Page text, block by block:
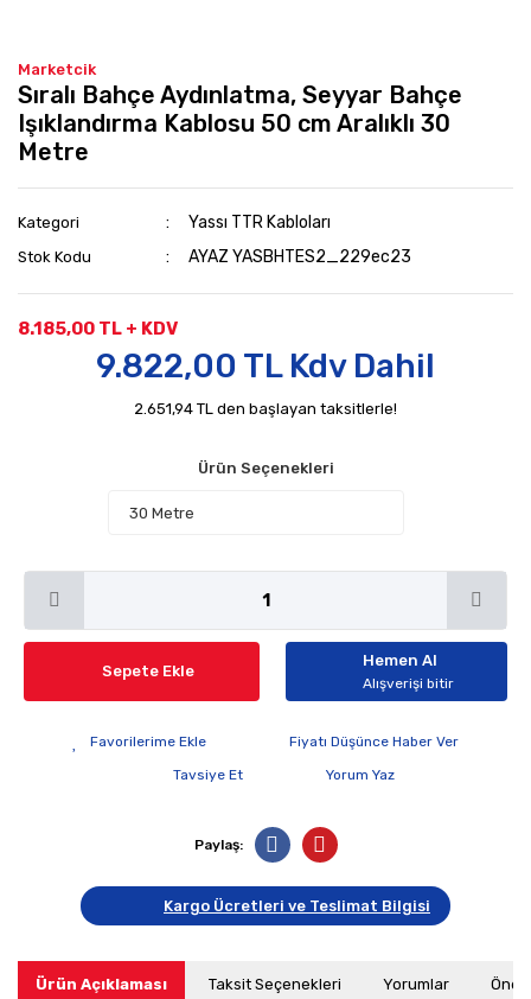
Marketcik
Sıralı Bahçe Aydınlatma, Seyyar Bahçe
Işıklandırma Kablosu 50 cm Aralıklı 30
Metre
Kategori Yassı TTR Kabloları
Stok Kodu AYAZ YASBHTES2_229ec23
8.185,00 TL + KDV
9.822,00 TL Kdv Dahil
2.651,94 TL den başlayan taksitlerle!
Ürün Seçenekleri
Sepete Ekle
Hemen Al
Alışverişi bitir
Fiyatı Düşünce Haber Ver
Tavsiye Et
Yorum Yaz
Paylaş:
Kargo Ücretleri ve Teslimat Bilgisi
Ürün Açıklaması Taksit Seçenekleri Yorumlar